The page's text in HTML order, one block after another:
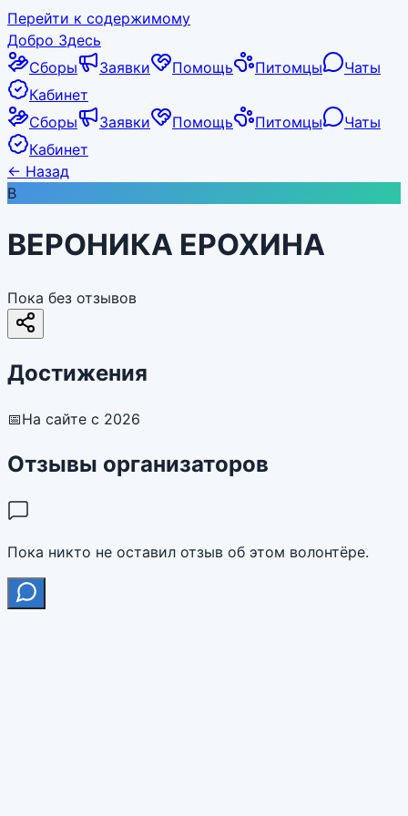
Перейти к содержимому
Добро Здесь
Сборы
Заявки Помощь Питомцы
Чаты
Кабинет
Сборы
Заявки Помощь Питомцы
Чаты
Кабинет
← Назад
В
ВЕРОНИКА ЕРОХИНА
Пока без отзывов
Достижения
📅На сайте с 2026
Отзывы организаторов
Пока никто не оставил отзыв об этом волонтёре.